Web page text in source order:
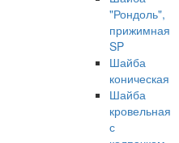
"Рондоль",
прижимная
SP
Шайба
коническая
Шайба
кровельная
с